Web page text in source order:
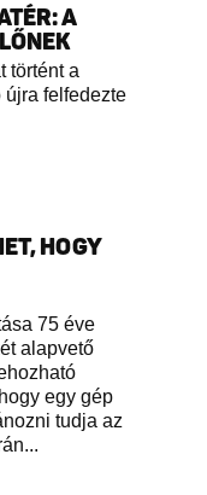
A
történt a
újra felfedezte
HOGY
75 éve
alapvető
egy gép
tudja az